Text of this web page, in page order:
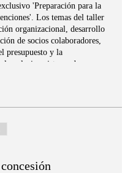
'Preparación para la
Los temas del taller
organizacional, desarrollo
de socios colaboradores,
presupuesto y la
exclusivo sistema de
Dr. Wright.